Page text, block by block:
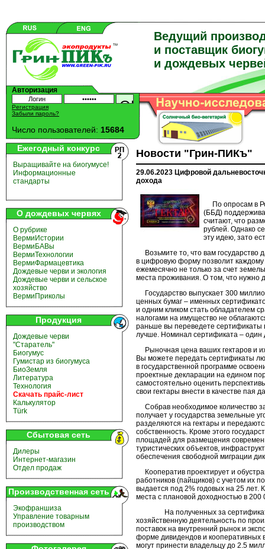
Ведущий
и поставщик
и дождевых
Авторизация
Регистрация
Забыли пароль?
Число пользователей: 15684
Ежегодный конкурс
Выращивайте на биогумусе!
Информационные
стандарты
О дождевых червях
О рубрике
ВермиИстории
ВермиБАВы
ВермиТехнологии
ВермиФармацевтика
Дождевые черви и экология
Дождевые черви и сельское
хозяйство
ВермиПриколы
Продукция
Дождевые черви
"Старатель"
Биогумус
Гумистар из биогумуса
БиоЗемля
Литература
Технология
Скачать прайс-лист
Калькулятор
Türk
Сбытовая сеть
Дилеры
Интернет-магазин
Отдел продаж
Производственная сеть
Экофраншиза
Управление товарным
производством
Новости "Грин-ПИКъ"
29.06.2023 Цифровой
дохода
По опросам в
(ББД)
считают, что
рублей. Однако
эту идею, зато
Возьмите то, что вам государство
в цифровую форму позволит
ежемесячно не только за счет
места проживания. О том, что нужно
Государство выпускает 300
ценных бумаг – именных
и одним кликом стать обладателем
налогами на имущество не
раньше вы переведете сертификаты
лучше. Номинал сертификата – один
Рыночная цена ваших гектаров и
Вы можете передать сертификаты
в государственной программе
проектные декларации на едином
самостоятельно оценить
свои гектары внести в качестве пая
Собрав необходимое количество
получает у государства земельные
разделяются на гектары и
собственность. Кроме этого
площадей для размещения
туристических объектов,
обеспечения свободной миграции
Кооператив проектирует и
работников (пайщиков) с учетом их
выдается под 2% годовых на 25 лет.
места с плановой доходностью в
На полученных за сертификаты
хозяйственную деятельность по
поставок на внутренний рынок и
форме дивидендов и кооперативных
могут принести владельцу до 2.5